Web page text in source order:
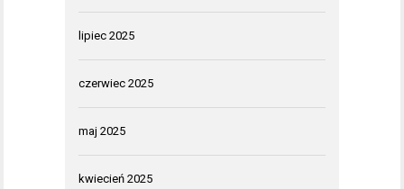
lipiec 2025
czerwiec 2025
maj 2025
kwiecień 2025